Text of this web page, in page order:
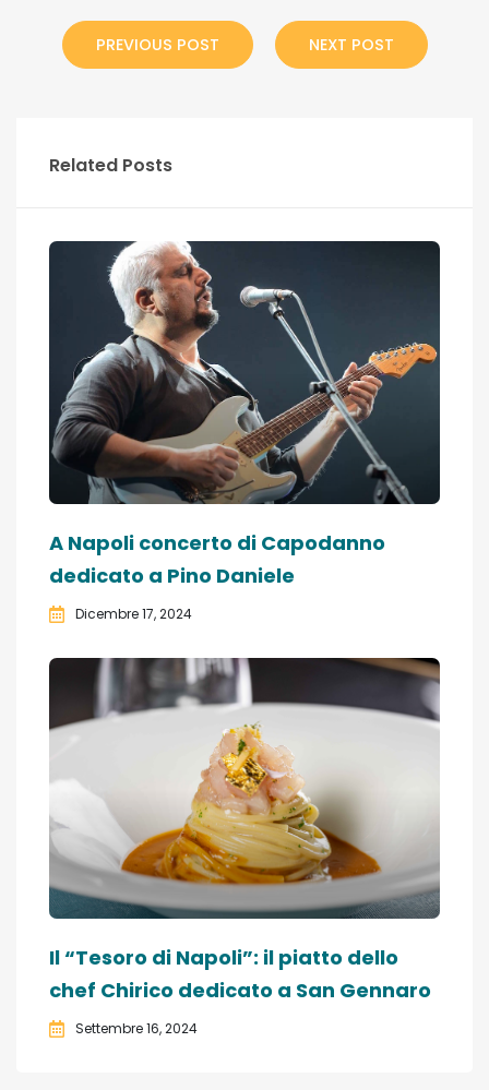
PREVIOUS POST NEXT POST
Related Posts
A Napoli concerto di Capodanno
dedicato a Pino Daniele
Dicembre 17, 2024
Il “Tesoro di Napoli”: il piatto dello
chef Chirico dedicato a San Gennaro
Settembre 16, 2024